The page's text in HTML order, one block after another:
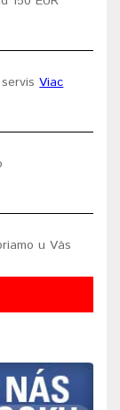
servisViac
u Vás